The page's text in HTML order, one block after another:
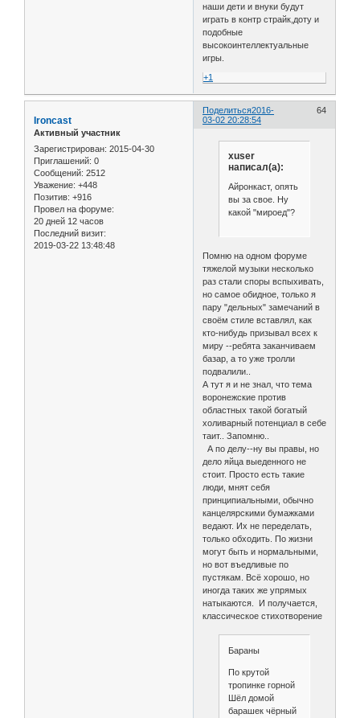
наши дети и внуки будут
играть в контр страйк,доту и
подобные
высокоинтеллектуальные
игры.
+1
Поделиться 64
2016-
03-02 20:28:54
Ironcast
Активный участник
Зарегистрирован: 2015-04-30
Приглашений: 0
Сообщений: 2512
Уважение: +448
Позитив: +916
Провел на форуме:
20 дней 12 часов
Последний визит:
2019-03-22 13:48:48
xuser
написал(а):
Айронкаст, опять
вы за свое. Ну
какой "мироед"?
Помню на одном форуме
тяжелой музыки несколько
раз стали споры вспыхивать,
но самое обидное, только я
пару "дельных" замечаний в
своём стиле вставлял, как
кто-нибудь призывал всех к
миру --ребята заканчиваем
базар, а то уже тролли
подвалили..
А тут я и не знал, что тема
воронежские против
областных такой богатый
холиварный потенциал в себе
таит.. Запомню..
А по делу--ну вы правы, но
дело яйца выеденного не
стоит. Просто есть такие
люди, мнят себя
принципиальными, обычно
канцелярскими бумажками
ведают. Их не переделать,
только обходить. По жизни
могут быть и нормальными,
но вот въедливые по
пустякам. Всё хорошо, но
иногда таких же упрямых
натыкаются. И получается,
классическое стихотворение
Бараны
По крутой
тропинке горной
Шёл домой
барашек чёрный